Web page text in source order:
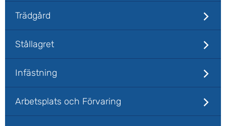
Trädgård
Stållagret
Infästning
Arbetsplats och Förvaring